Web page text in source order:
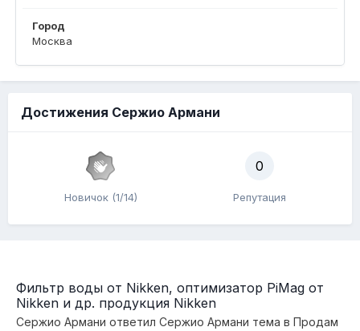
Город
Москва
Достижения Сержио Армани
Новичок (1/14)
0
Репутация
Фильтр воды от Nikken, оптимизатор PiMag от
Nikken и др. продукция Nikken
Сержио Армани ответил Сержио Армани тема в Продам